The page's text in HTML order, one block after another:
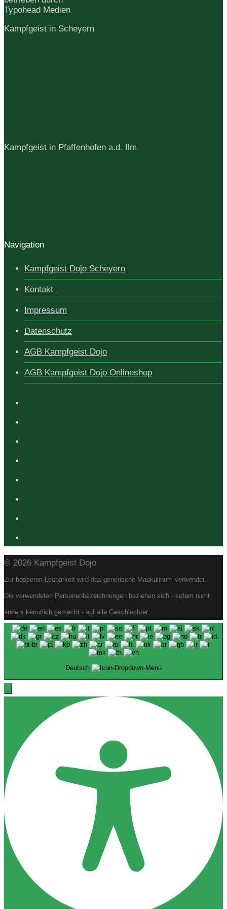
Typohead Medien
Kampfgeist in Scheyern
Kampfgeist in Pfaffenhofen a.d. Ilm
Navigation
Kampfgeist Dojo Scheyern
Kontakt
Impressum
Datenschutz
AGB Kampfgeist Dojo
AGB Kampfgeist Dojo Onlineshop
© 2026 Kampfgeist Dojo
Zur besseren Lesbarkeit wird das generische Maskulinum verwendet.
Die verwendeten Personenbezeichnungen beziehen sich - sofern nicht
anders kenntlich gemacht - auf alle Geschlechter.
Deutsch